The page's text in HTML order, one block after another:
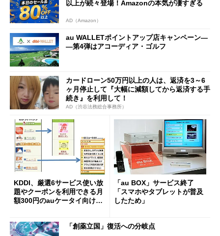
以上が続々登場！Amazonの本気が凄すぎる
AD（Amazon）
au WALLETポイントアップ店キャンペーン―
―第4弾はアコーディア・ゴルフ
カードローン50万円以上の人は、返済を3～6
ヶ月停止して『大幅に減額してから返済する手
続き』を利用して！
AD（渋谷法務総合事務所）
KDDI、厳選6サービス使い放
題やクーポンを利用できる月
額300円のauケータイ向けサ
「au BOX」サービス終了
「スマホやタブレットが普及
したため」
「創薬立国」復活への分岐点